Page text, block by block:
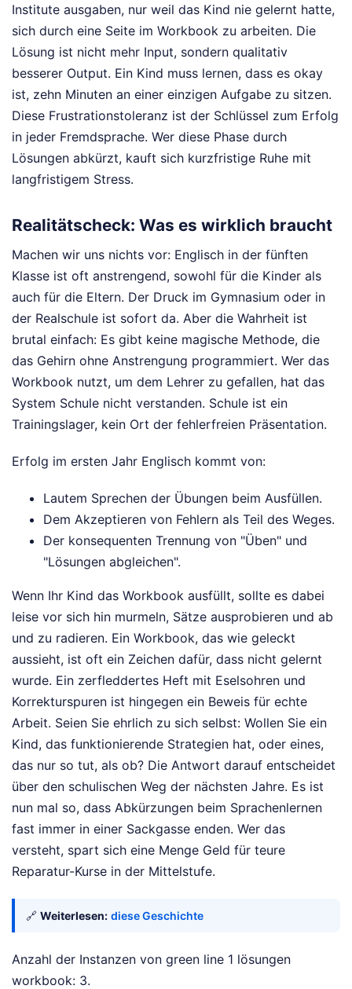
Institute ausgaben, nur weil das Kind nie gelernt hatte,
sich durch eine Seite im Workbook zu arbeiten. Die
Lösung ist nicht mehr Input, sondern qualitativ
besserer Output. Ein Kind muss lernen, dass es okay
ist, zehn Minuten an einer einzigen Aufgabe zu sitzen.
Diese Frustrationstoleranz ist der Schlüssel zum Erfolg
in jeder Fremdsprache. Wer diese Phase durch
Lösungen abkürzt, kauft sich kurzfristige Ruhe mit
langfristigem Stress.
Realitätscheck: Was es wirklich braucht
Machen wir uns nichts vor: Englisch in der fünften
Klasse ist oft anstrengend, sowohl für die Kinder als
auch für die Eltern. Der Druck im Gymnasium oder in
der Realschule ist sofort da. Aber die Wahrheit ist
brutal einfach: Es gibt keine magische Methode, die
das Gehirn ohne Anstrengung programmiert. Wer das
Workbook nutzt, um dem Lehrer zu gefallen, hat das
System Schule nicht verstanden. Schule ist ein
Trainingslager, kein Ort der fehlerfreien Präsentation.
Erfolg im ersten Jahr Englisch kommt von:
Lautem Sprechen der Übungen beim Ausfüllen.
Dem Akzeptieren von Fehlern als Teil des Weges.
Der konsequenten Trennung von "Üben" und
"Lösungen abgleichen".
Wenn Ihr Kind das Workbook ausfüllt, sollte es dabei
leise vor sich hin murmeln, Sätze ausprobieren und ab
und zu radieren. Ein Workbook, das wie geleckt
aussieht, ist oft ein Zeichen dafür, dass nicht gelernt
wurde. Ein zerfleddertes Heft mit Eselsohren und
Korrekturspuren ist hingegen ein Beweis für echte
Arbeit. Seien Sie ehrlich zu sich selbst: Wollen Sie ein
Kind, das funktionierende Strategien hat, oder eines,
das nur so tut, als ob? Die Antwort darauf entscheidet
über den schulischen Weg der nächsten Jahre. Es ist
nun mal so, dass Abkürzungen beim Sprachenlernen
fast immer in einer Sackgasse enden. Wer das
versteht, spart sich eine Menge Geld für teure
Reparatur-Kurse in der Mittelstufe.
🔗 Weiterlesen: diese Geschichte
Anzahl der Instanzen von green line 1 lösungen
workbook: 3.